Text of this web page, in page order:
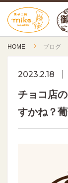
HOME ブログ
2023.2.18
チョコ店
すかね？